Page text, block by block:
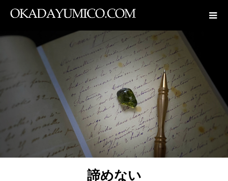
ブログ一覧
諦めない